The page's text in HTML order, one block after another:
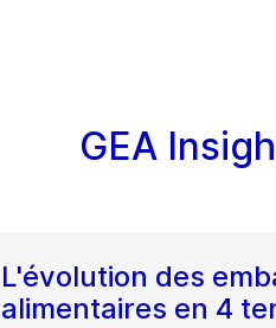
GEA
L'évolution des
alimentaires en 4